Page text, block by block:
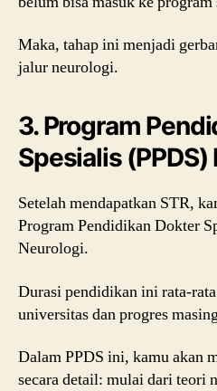
Maka, tahap ini menjadi
jalur neurologi.
3. Program
Spesialis
Setelah mendapatkan STR,
Program Pendidikan Dokter
Neurologi.
Durasi pendidikan ini rata-
universitas dan progres
Dalam PPDS ini, kamu akan
secara detail: mulai dari teori